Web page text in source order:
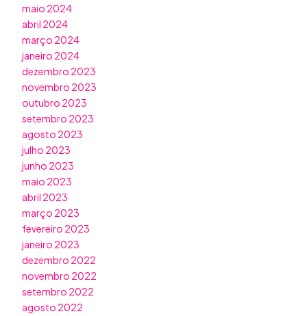
maio 2024
abril 2024
março 2024
janeiro 2024
dezembro 2023
novembro 2023
outubro 2023
setembro 2023
agosto 2023
julho 2023
junho 2023
maio 2023
abril 2023
março 2023
fevereiro 2023
janeiro 2023
dezembro 2022
novembro 2022
setembro 2022
agosto 2022